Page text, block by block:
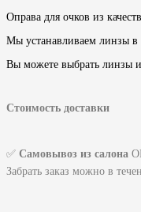
Оправа для очков из
Мы устанавливаем линзы в
Вы можете выбрать линзы
Стоимость доставки
✅ Самовывоз из салона
Забрать заказ можно в